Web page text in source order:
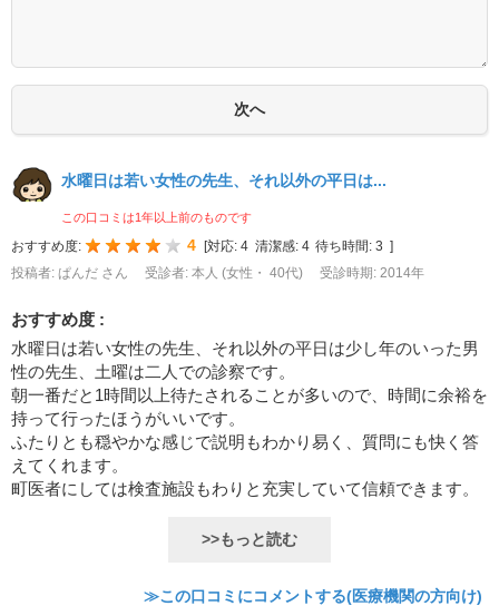
水曜日は若い女性の先生、それ以外の平日は...
この口コミは1年以上前のものです
おすすめ度: 4 [対応: 4 清潔感: 4 待ち時間: 3 ]
投稿者: ぱんだ さん
受診者: 本人 (女性・ 40代) 受診時期: 2014年
おすすめ度 :
水曜日は若い女性の先生、それ以外の平日は少し年のいった男
性の先生、土曜は二人での診察です。
朝一番だと1時間以上待たされることが多いので、時間に余裕を
持って行ったほうがいいです。
ふたりとも穏やかな感じで説明もわかり易く、質問にも快く答
えてくれます。
町医者にしては検査施設もわりと充実していて信頼できます。
>>もっと読む
≫この口コミにコメントする(医療機関の方向け)